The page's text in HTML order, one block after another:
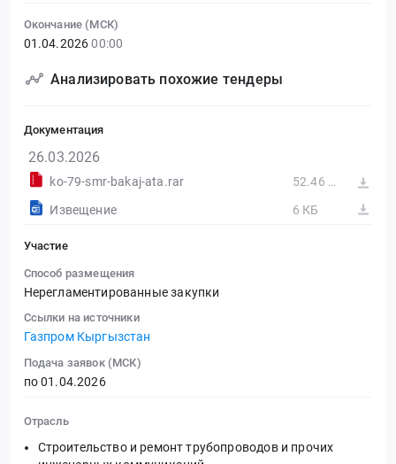
Окончание (МСК)
01.04.2026 00:00
Анализировать похожие тендеры
Документация
26.03.2026
ko-79-smr-bakaj-ata.rar
52.46 МБ
Извещение
6 КБ
Участие
Способ размещения
Нерегламентированные закупки
Ссылки на источники
Газпром Кыргызстан
Подача заявок (МСК)
по 01.04.2026
Отрасль
Строительство и ремонт трубопроводов и прочих